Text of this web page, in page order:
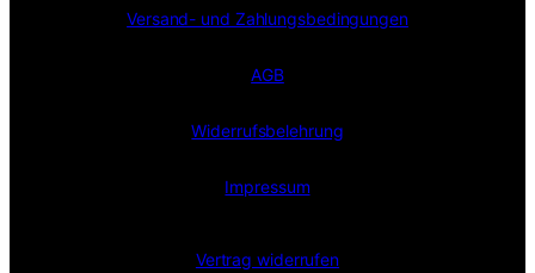
Versand- und Zahlungsbedingungen
AGB
Widerrufsbelehrung
Impressum
Vertrag widerrufen